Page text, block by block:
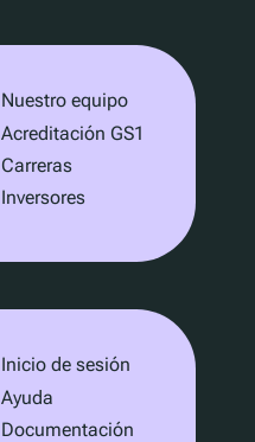
Nuestro equipo
Acreditación GS1
Carreras
Inversores
Inicio de sesión
Ayuda
Documentación